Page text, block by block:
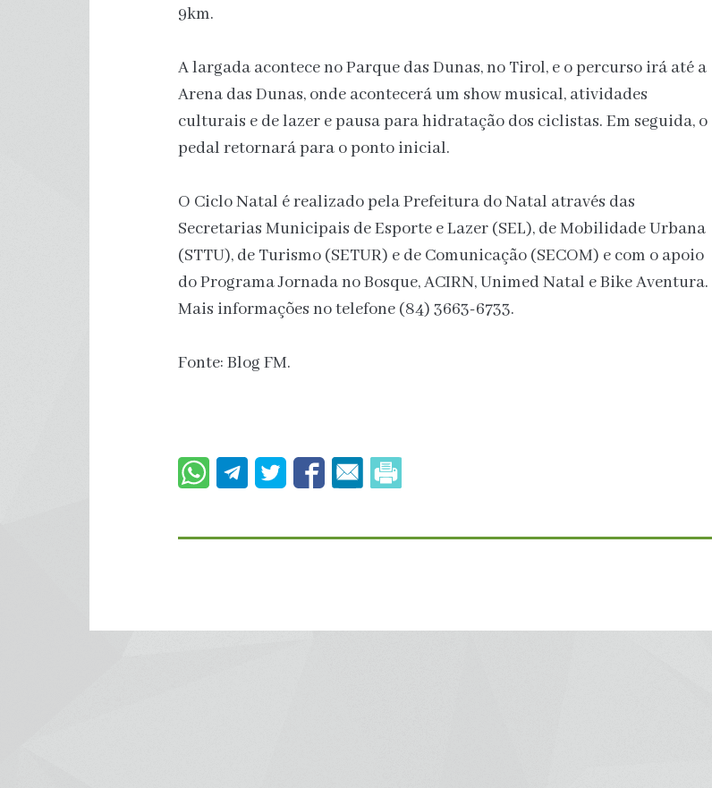
9km.
A largada acontece no Parque das Dunas, no Tirol, e o percurso irá até a
Arena das Dunas, onde acontecerá um show musical, atividades
culturais e de lazer e pausa para hidratação dos ciclistas. Em seguida, o
pedal retornará para o ponto inicial.
O Ciclo Natal é realizado pela Prefeitura do Natal através das
Secretarias Municipais de Esporte e Lazer (SEL), de Mobilidade Urbana
(STTU), de Turismo (SETUR) e de Comunicação (SECOM) e com o apoio
do Programa Jornada no Bosque, ACIRN, Unimed Natal e Bike Aventura.
Mais informações no telefone (84) 3663-6733.
Fonte: Blog FM.